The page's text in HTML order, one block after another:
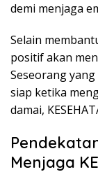
demi menjaga
Selain
positif akan
Seseorang
siap ketika
damai,
Menjaga